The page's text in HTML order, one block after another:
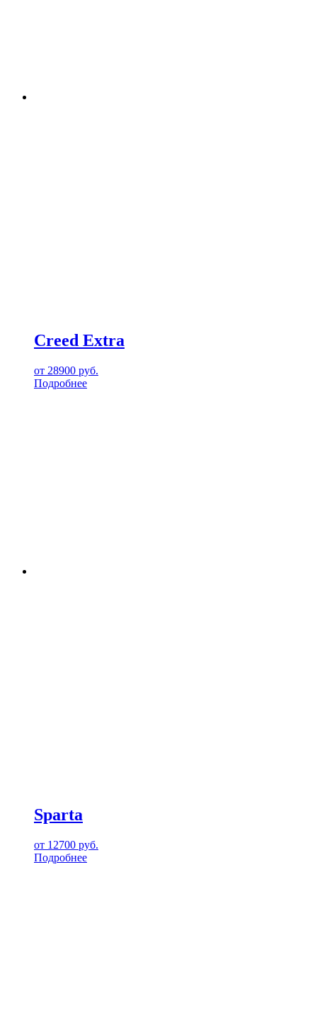
Creed Extra
от 28900 руб.
Подробнее
Sparta
от 12700 руб.
Подробнее